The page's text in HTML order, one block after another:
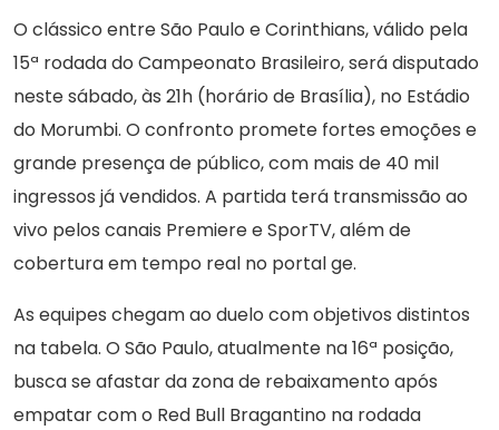
O clássico entre São Paulo e Corinthians, válido pela
15ª rodada do Campeonato Brasileiro, será disputado
neste sábado, às 21h (horário de Brasília), no Estádio
do Morumbi. O confronto promete fortes emoções e
grande presença de público, com mais de 40 mil
ingressos já vendidos. A partida terá transmissão ao
vivo pelos canais Premiere e SporTV, além de
cobertura em tempo real no portal ge.
As equipes chegam ao duelo com objetivos distintos
na tabela. O São Paulo, atualmente na 16ª posição,
busca se afastar da zona de rebaixamento após
empatar com o Red Bull Bragantino na rodada